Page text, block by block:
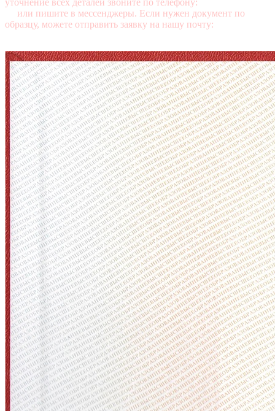
или пишите в мессенджеры. Если нужен документ по
образцу, можете отправить заявку на нашу почту: